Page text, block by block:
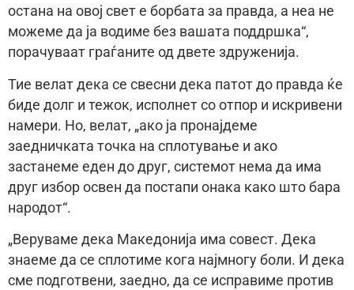
остана на овој свет е борбата за правда, а неа не
можеме да ја водиме без вашата поддршка“,
порачуваат граѓаните од двете здруженија.
Тие велат дека се свесни дека патот до правда ќе
биде долг и тежок, исполнет со отпор и искривени
намери. Но, велат, „ако ја пронајдеме
заедничката точка на сплотување и ако
застанеме еден до друг, системот нема да има
друг избор освен да постапи онака како што бара
народот“.
„Веруваме дека Македонија има совест. Дека
знаеме да се сплотиме кога најмногу боли. И дека
сме подготвени, заедно, да се исправиме против